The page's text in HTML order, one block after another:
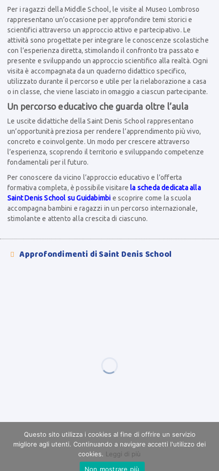
Per i ragazzi della Middle School, le visite al Museo Lombroso
rappresentano un’occasione per approfondire temi storici e
scientifici attraverso un approccio attivo e partecipativo. Le
attività sono progettate per integrare le conoscenze scolastiche
con l’esperienza diretta, stimolando il confronto tra passato e
presente e sviluppando un approccio scientifico alla realtà. Ogni
visita è accompagnata da un quaderno didattico specifico,
utilizzato durante il percorso e utile per la rielaborazione a casa
o in classe, che viene lasciato in omaggio a ciascun partecipante.
Un percorso educativo che guarda oltre l’aula
Le uscite didattiche della Saint Denis School rappresentano
un’opportunità preziosa per rendere l’apprendimento più vivo,
concreto e coinvolgente. Un modo per crescere attraverso
l’esperienza, scoprendo il territorio e sviluppando competenze
fondamentali per il futuro.
Per conoscere da vicino l’approccio educativo e l’offerta
formativa completa, è possibile visitare la scheda dedicata alla
Saint Denis School su Guidabimbi e scoprire come la scuola
accompagna bambini e ragazzi in un percorso internazionale,
stimolante e attento alla crescita di ciascuno.
 Approfondimenti di Saint Denis School
Questo sito utilizza i cookies al fine di offrire un servizio
migliore agli utenti. Continuando a navigare accetti l'utilizzo dei
cookies. Leggi di più
Non mostrare più